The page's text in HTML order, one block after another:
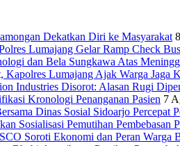
Dekatkan Diri ke Masyarakat
Lumajang Gelar Ramp Check
dan Bela Sungkawa Atas
Lumajang Ajak Warga Jaga
Industries Disorot: Alasan Rugi
Kronologi Penanganan Pasien 7
Dinas Sosial Sidoarjo
Sosialisasi Pemutihan Pembebasan
Soroti Ekonomi dan Peran Warga